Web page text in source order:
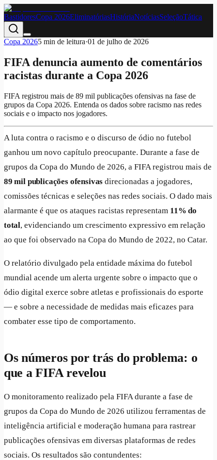
BastidoresCopa 2026EliminatóriasHistóriaNotíciasSeleçãoTática
Copa 20265 min de leitura·01 de julho de 2026
FIFA denuncia aumento de comentários
racistas durante a Copa 2026
FIFA registrou mais de 89 mil publicações ofensivas na fase de
grupos da Copa 2026. Entenda os dados sobre racismo nas redes
sociais e o impacto nos jogadores.
A luta contra o racismo e o discurso de ódio no futebol
ganhou um novo capítulo preocupante. Durante a fase de
grupos da Copa do Mundo de 2026, a FIFA registrou mais de
89 mil publicações ofensivas direcionadas a jogadores,
comissões técnicas e seleções nas redes sociais. O dado mais
alarmante é que os ataques racistas representam 11% do
total, evidenciando um crescimento expressivo em relação
ao que foi observado na Copa do Mundo de 2022, no Catar.
O relatório divulgado pela entidade máxima do futebol
mundial acende um alerta urgente sobre o impacto que o
ódio digital exerce sobre atletas e profissionais do esporte
— e sobre a necessidade de medidas mais eficazes para
combater esse tipo de comportamento.
Os números por trás do problema: o
que a FIFA revelou
O monitoramento realizado pela FIFA durante a fase de
grupos da Copa do Mundo de 2026 utilizou ferramentas de
inteligência artificial e moderação humana para rastrear
publicações ofensivas em diversas plataformas de redes
sociais. Os resultados são contundentes: